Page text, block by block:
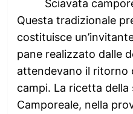
Sciavata
Questa tradizionale
costituisce
pane realizzato dalle
attendevano il ritorno
campi. La ricetta
Camporeale, nella